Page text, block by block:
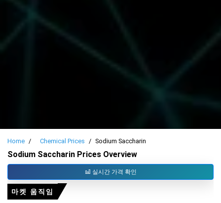
Home Chemical Prices Sodium Saccharin
Sodium Saccharin Prices Overview
실시간 가격 확인
마켓 움직임